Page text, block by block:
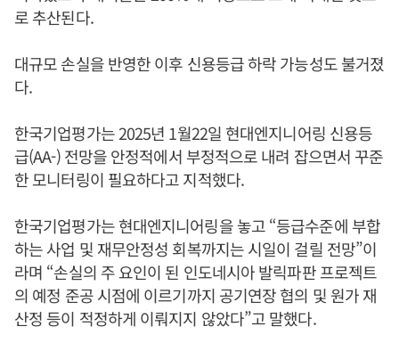
로 추산된다.
대규모 손실을 반영한 이후 신용등급 하락 가능성도 불거졌
다.
한국기업평가는 2025년 1월22일 현대엔지니어링 신용등
급(AA-) 전망을 안정적에서 부정적으로 내려 잡으면서 꾸준
한 모니터링이 필요하다고 지적했다.
한국기업평가는 현대엔지니어링을 놓고 “등급수준에 부합
하는 사업 및 재무안정성 회복까지는 시일이 걸릴 전망”이
라며 “손실의 주 요인이 된 인도네시아 발릭파판 프로젝트
의 예정 준공 시점에 이르기까지 공기연장 협의 및 원가 재
산정 등이 적정하게 이뤄지지 않았다”고 말했다.